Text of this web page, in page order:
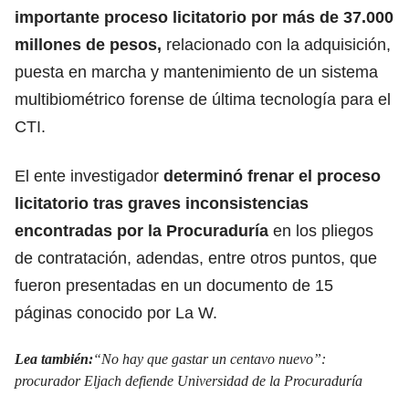
importante proceso licitatorio por más de 37.000
millones de pesos, relacionado con la adquisición,
puesta en marcha y mantenimiento de un sistema
multibiométrico forense de última tecnología para el
CTI.
El ente investigador determinó frenar el proceso
licitatorio tras graves inconsistencias
encontradas por la Procuraduría en los pliegos
de contratación, adendas, entre otros puntos, que
fueron presentadas en un documento de 15
páginas conocido por La W.
Lea también:“No hay que gastar un centavo nuevo”:
procurador Eljach defiende Universidad de la Procuraduría